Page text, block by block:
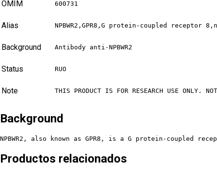
OMIM 600731
Alias NPBWR2,GPR8,G protein-coupled receptor
Background Antibody anti-NPBWR2
Status RUO
Note THIS PRODUCT IS FOR RESEARCH USE ONLY.
Background
NPBWR2, also known as GPR8, is a G protein-
Productos relacionados